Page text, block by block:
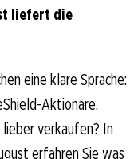
liefert die
eine klare Sprache:
Aktionäre.
verkaufen? In
erfahren Sie was